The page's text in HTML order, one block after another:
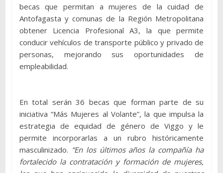
becas que permitan a mujeres de la cuidad de
Antofagasta y comunas de la Región Metropolitana
obtener Licencia Profesional A3, la que permite
conducir vehículos de transporte público y privado de
personas, mejorando sus oportunidades de
empleabilidad.
En total serán 36 becas que forman parte de su
iniciativa “Más Mujeres al Volante”, la que impulsa la
estrategia de equidad de género de Viggo y le
permite incorporarlas a un rubro históricamente
masculinizado. “En los últimos años la compañía ha
fortalecido la contratación y formación de mujeres,